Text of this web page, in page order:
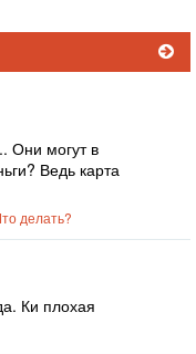
Они могут в
Ведь карта
делать?
Ки плохая